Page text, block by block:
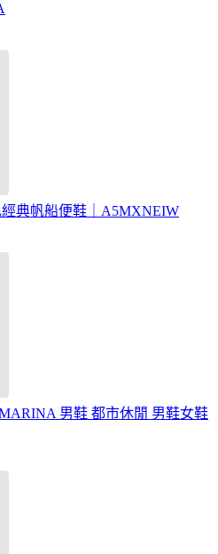
經典帆船便鞋｜A5MXNEIW
男鞋 都市休閒 男鞋女鞋